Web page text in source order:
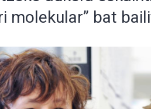
molekular” bat